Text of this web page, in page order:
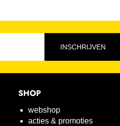
INSCHRIJVEN
SHOP
webshop
acties & promoties